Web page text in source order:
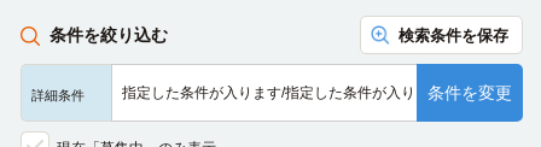
条件を絞り込む 検索条件を保存
詳細条件 指定した条件が入ります/指定した条件が入ります/指定した条…
条件を変更